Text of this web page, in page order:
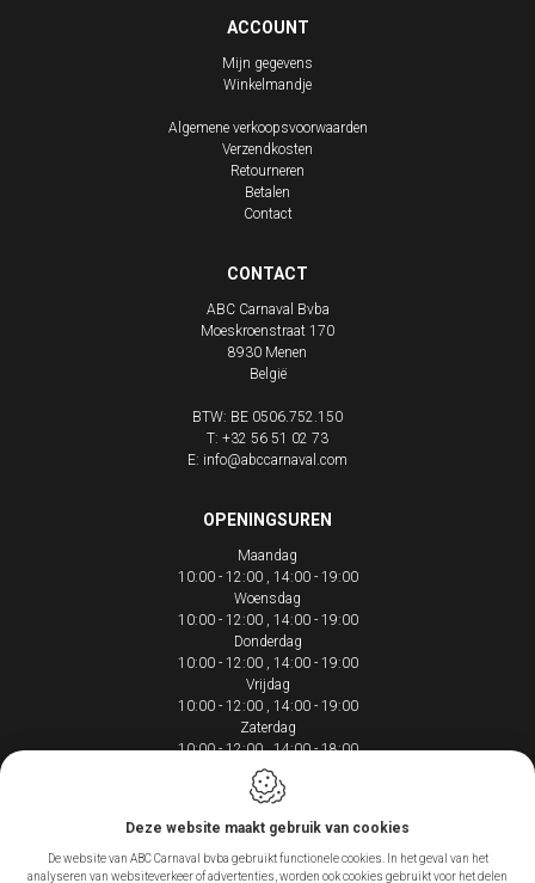
ACCOUNT
Mijn gegevens
Winkelmandje
Algemene verkoopsvoorwaarden
Verzendkosten
Retourneren
Betalen
Contact
CONTACT
ABC Carnaval Bvba
Moeskroenstraat 170
8930 Menen
België
BTW: BE 0506.752.150
T: +32 56 51 02 73
E: info@abccarnaval.com
OPENINGSUREN
Maandag
10:00 - 12:00
14:00 - 19:00
Woensdag
10:00 - 12:00
14:00 - 19:00
Donderdag
10:00 - 12:00
14:00 - 19:00
Vrijdag
10:00 - 12:00
14:00 - 19:00
Zaterdag
10:00 - 12:00
14:00 - 18:00
Webdesign by IDcreation 2020
Deze website maakt gebruik van cookies
De website van ABC Carnaval bvba gebruikt functionele cookies. In het geval van het
analyseren van websiteverkeer of advertenties, worden ook cookies gebruikt voor het delen